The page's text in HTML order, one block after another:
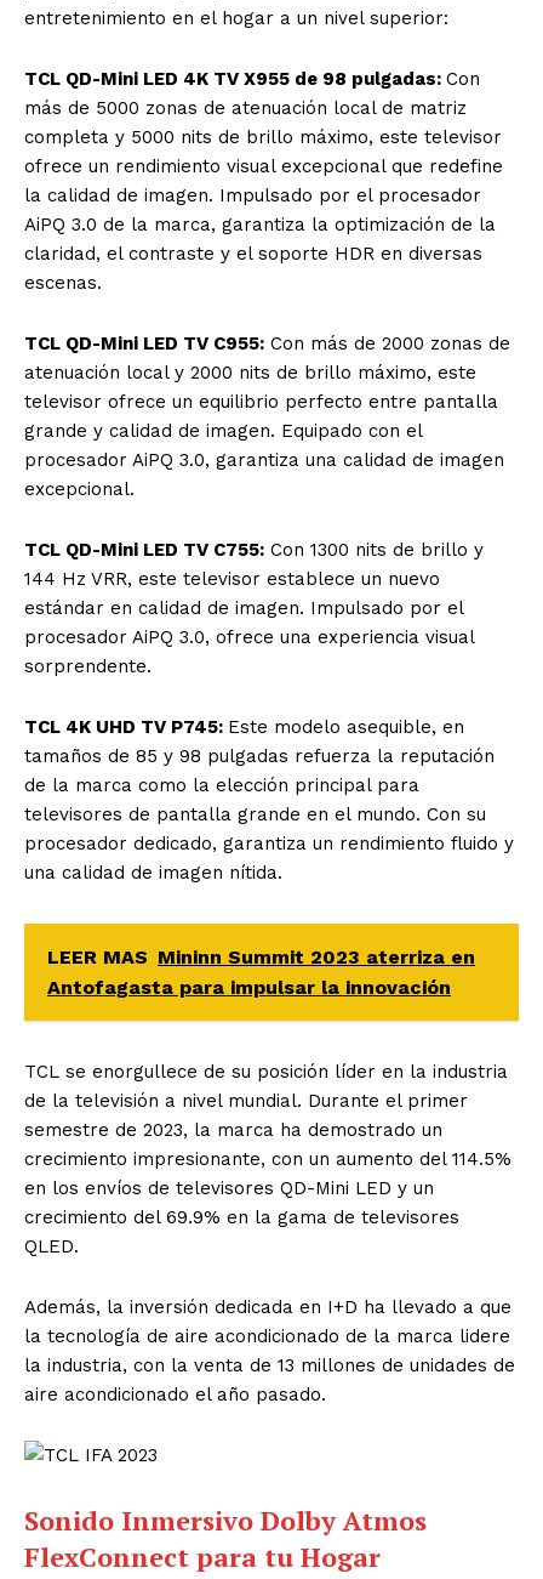
entretenimiento en el hogar a un nivel superior:
TCL QD-Mini LED 4K TV X955 de 98 pulgadas: Con
más de 5000 zonas de atenuación local de matriz
completa y 5000 nits de brillo máximo, este televisor
ofrece un rendimiento visual excepcional que redefine
la calidad de imagen. Impulsado por el procesador
AiPQ 3.0 de la marca, garantiza la optimización de la
claridad, el contraste y el soporte HDR en diversas
escenas.
TCL QD-Mini LED TV C955: Con más de 2000 zonas de
atenuación local y 2000 nits de brillo máximo, este
televisor ofrece un equilibrio perfecto entre pantalla
grande y calidad de imagen. Equipado con el
procesador AiPQ 3.0, garantiza una calidad de imagen
excepcional.
TCL QD-Mini LED TV C755: Con 1300 nits de brillo y
144 Hz VRR, este televisor establece un nuevo
estándar en calidad de imagen. Impulsado por el
procesador AiPQ 3.0, ofrece una experiencia visual
sorprendente.
TCL 4K UHD TV P745: Este modelo asequible, en
tamaños de 85 y 98 pulgadas refuerza la reputación
de la marca como la elección principal para
televisores de pantalla grande en el mundo. Con su
procesador dedicado, garantiza un rendimiento fluido y
una calidad de imagen nítida.
LEER MAS Mininn Summit 2023 aterriza en
Antofagasta para impulsar la innovación
TCL se enorgullece de su posición líder en la industria
de la televisión a nivel mundial. Durante el primer
semestre de 2023, la marca ha demostrado un
crecimiento impresionante, con un aumento del 114.5%
en los envíos de televisores QD-Mini LED y un
crecimiento del 69.9% en la gama de televisores
QLED.
Además, la inversión dedicada en I+D ha llevado a que
la tecnología de aire acondicionado de la marca lidere
la industria, con la venta de 13 millones de unidades de
aire acondicionado el año pasado.
Sonido Inmersivo Dolby Atmos
FlexConnect para tu Hogar